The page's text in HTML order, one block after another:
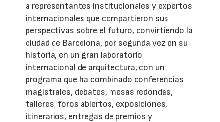
a representantes institucionales y expertos
internacionales que compartieron sus
perspectivas sobre el futuro, convirtiendo la
ciudad de Barcelona, por segunda vez en su
historia, en un gran laboratorio
internacional de arquitectura, con un
programa que ha combinado conferencias
magistrales, debates, mesas redondas,
talleres, foros abiertos, exposiciones,
itinerarios, entregas de premios y